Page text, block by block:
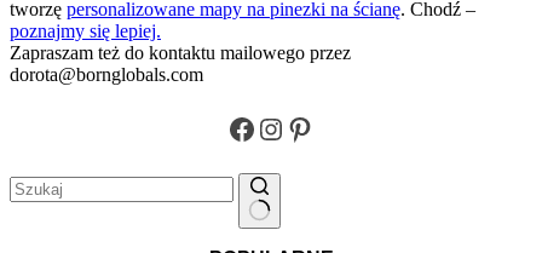
tworzę personalizowane mapy na pinezki na ścianę. Chodź –
poznajmy się lepiej.
Zapraszam też do kontaktu mailowego przez
dorota@bornglobals.com
Facebook
Instagram
Pinterest